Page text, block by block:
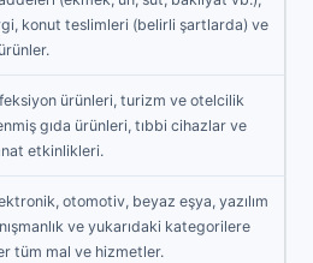
konut teslimleri (belirli şartlarda) ve
ürünleri, turizm ve otelcilik
gıda ürünleri, tıbbi cihazlar ve
etkinlikleri.
otomotiv, beyaz eşya, yazılım
ve yukarıdaki kategorilere
tüm mal ve hizmetler.